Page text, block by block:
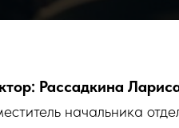
Рассадкина
начальника